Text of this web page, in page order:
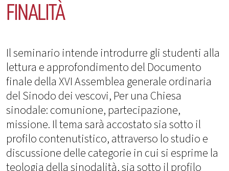
FINALITÀ
Il seminario intende introdurre gli studenti alla
lettura e approfondimento del Documento
finale della XVI Assemblea generale ordinaria
del Sinodo dei vescovi, Per una Chiesa
sinodale: comunione, partecipazione,
missione. Il tema sarà accostato sia sotto il
profilo contenutistico, attraverso lo studio e
discussione delle categorie in cui si esprime la
teologia della sinodalità, sia sotto il profilo